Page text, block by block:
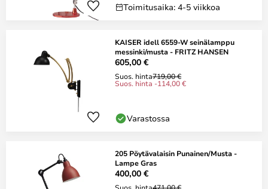
Toimitusaika: 4-5 viikkoa
KAISER idell 6559-W seinälamppu
messinki/musta - FRITZ HANSEN
605,00 €
Suos. hinta719,00 €
Suos. hinta -114,00 €
Varastossa
205 Pöytävalaisin Punainen/Musta -
Lampe Gras
400,00 €